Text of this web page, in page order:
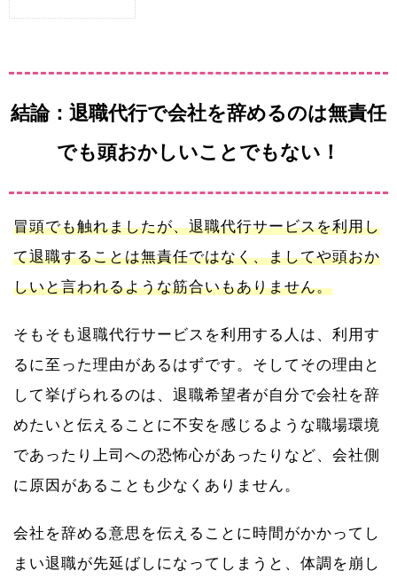
結論：退職代行で会社を辞めるのは無責任
でも頭おかしいことでもない！
冒頭でも触れましたが、退職代行サービスを利用し
て退職することは無責任ではなく、ましてや頭おか
しいと言われるような筋合いもありません。
そもそも退職代行サービスを利用する人は、利用す
るに至った理由があるはずです。そしてその理由と
して挙げられるのは、退職希望者が自分で会社を辞
めたいと伝えることに不安を感じるような職場環境
であったり上司への恐怖心があったりなど、会社側
に原因があることも少なくありません。
会社を辞める意思を伝えることに時間がかかってし
まい退職が先延ばしになってしまうと、体調を崩し